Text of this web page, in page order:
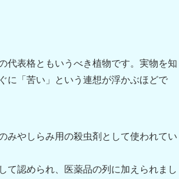
代表格ともいうべき植物です。実物を知
に「苦い」という連想が浮かぶほどで
みやしらみ用の殺虫剤として使われてい
て認められ、医薬品の列に加えられまし